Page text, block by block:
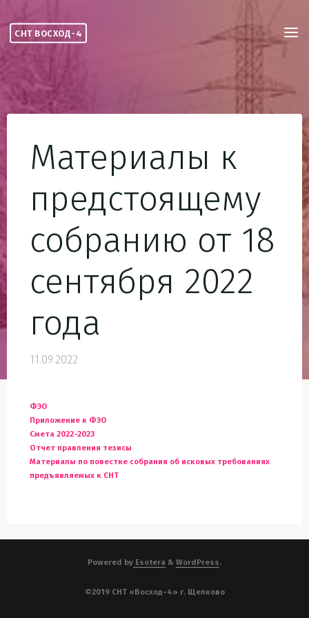
to
content
СНТ ВОСХОД-4
Материалы к
предстоящему
собранию от 18
сентября 2022
года
11.09.2022
ФЭО
Приложение к ФЭО
Смета 2022-2023
Отчет правления тезисы
Материалы по повестке собрания об исковых требованиях
предъявляемых к СНТ
Powered by Esotera & WordPress.
©2019 СНТ «Восход-4» г. Щелково